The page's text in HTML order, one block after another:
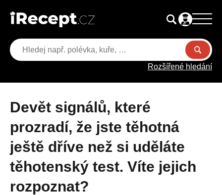
Rozšířené hledání
Devět signálů, které
prozradí, že jste těhotná
ještě dříve než si uděláte
těhotenský test. Víte jejich
rozpoznat?